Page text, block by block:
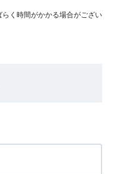
く時間がかかる場合がござい